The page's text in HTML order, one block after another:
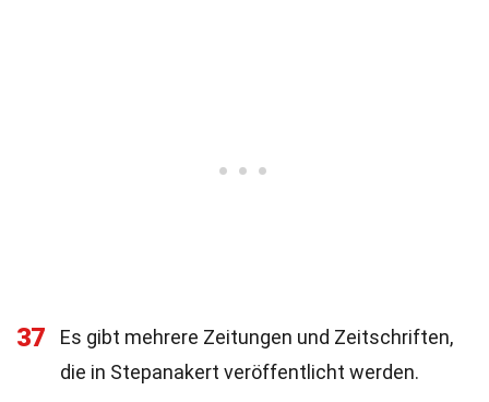
37
Es gibt mehrere Zeitungen und Zeitschriften,
die in Stepanakert veröffentlicht werden.